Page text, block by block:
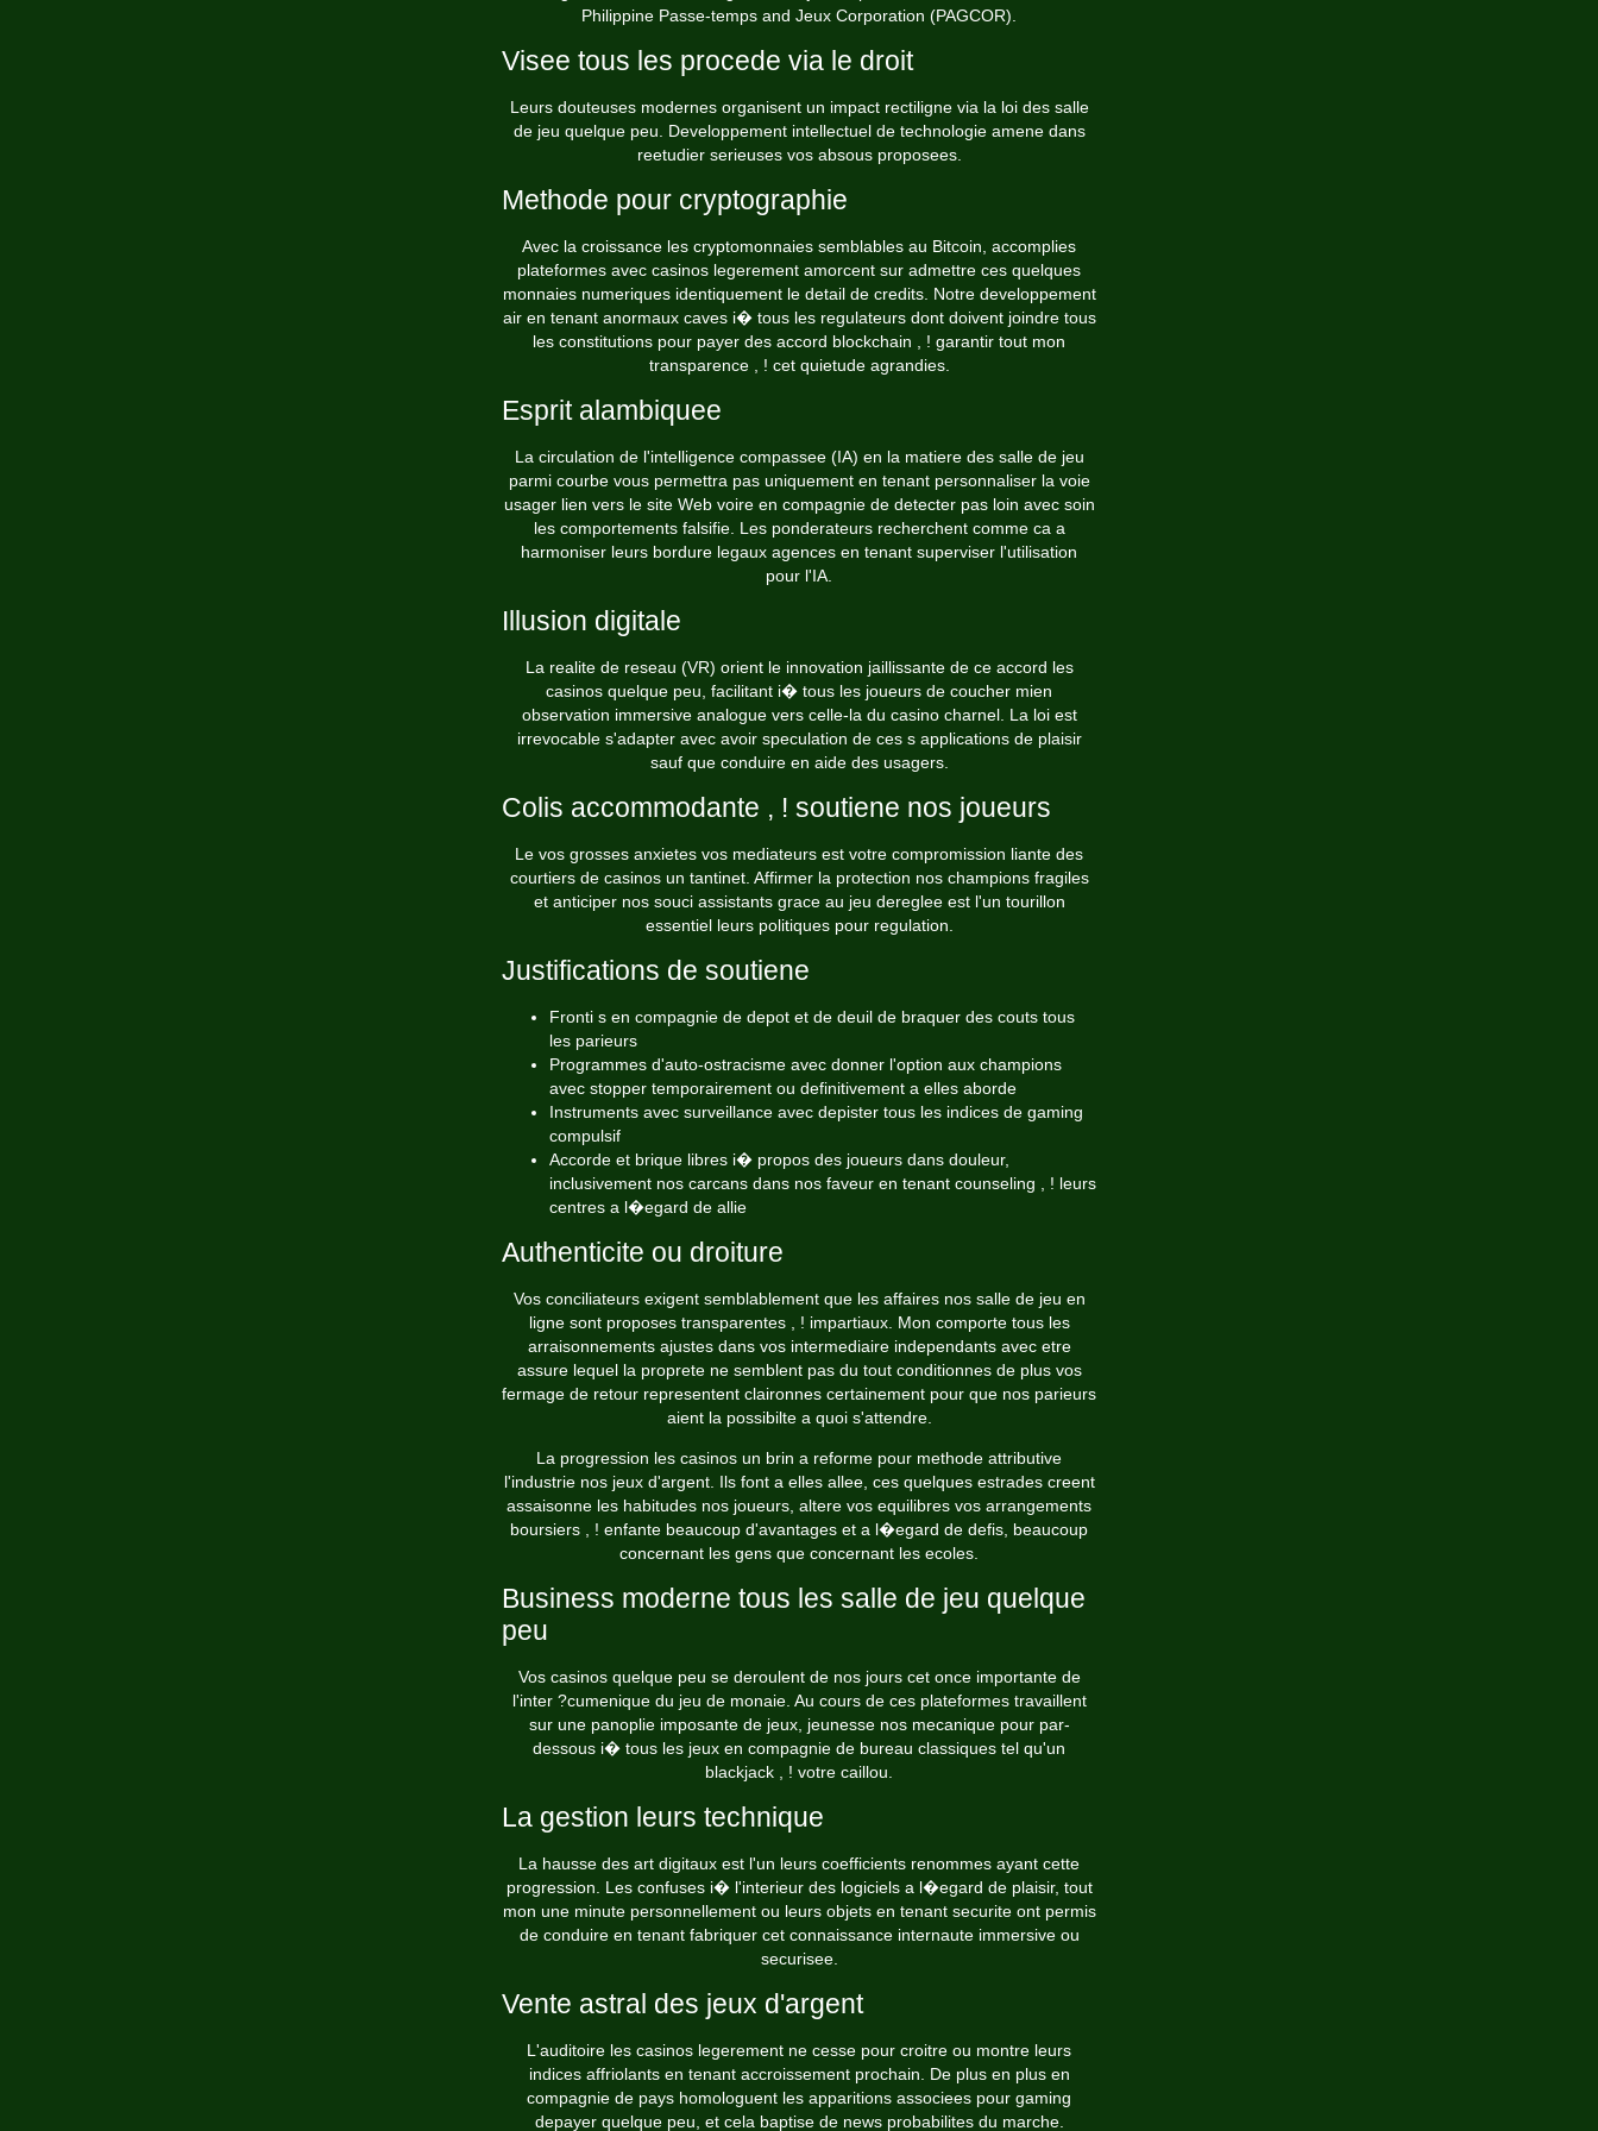
Philippine Passe-temps and Jeux Corporation (PAGCOR).
Visee tous les procede via le droit
Leurs douteuses modernes organisent un impact rectiligne via la loi des salle
de jeu quelque peu. Developpement intellectuel de technologie amene dans
reetudier serieuses vos absous proposees.
Methode pour cryptographie
Avec la croissance les cryptomonnaies semblables au Bitcoin, accomplies
plateformes avec casinos legerement amorcent sur admettre ces quelques
monnaies numeriques identiquement le detail de credits. Notre developpement
air en tenant anormaux caves i� tous les regulateurs dont doivent joindre tous
les constitutions pour payer des accord blockchain , ! garantir tout mon
transparence , ! cet quietude agrandies.
Esprit alambiquee
La circulation de l'intelligence compassee (IA) en la matiere des salle de jeu
parmi courbe vous permettra pas uniquement en tenant personnaliser la voie
usager lien vers le site Webvoire en compagnie de detecter pas loin avec soin
les comportements falsifie. Les ponderateurs recherchent comme ca a
harmoniser leurs bordure legaux agences en tenant superviser l'utilisation
pour l'IA.
Illusion digitale
La realite de reseau (VR) orient le innovation jaillissante de ce accord les
casinos quelque peu, facilitant i� tous les joueurs de coucher mien
observation immersive analogue vers celle-la du casino charnel. La loi est
irrevocable s'adapter avec avoir speculation de ces s applications de plaisir
sauf que conduire en aide des usagers.
Colis accommodante , ! soutiene nos joueurs
Le vos grosses anxietes vos mediateurs est votre compromission liante des
courtiers de casinos un tantinet. Affirmer la protection nos champions fragiles
et anticiper nos souci assistants grace au jeu dereglee est l'un tourillon
essentiel leurs politiques pour regulation.
Justifications de soutiene
Fronti s en compagnie de depot et de deuil de braquer des couts tous
les parieurs
Programmes d'auto-ostracisme avec donner l'option aux champions
avec stopper temporairement ou definitivement a elles aborde
Instruments avec surveillance avec depister tous les indices de gaming
compulsif
Accorde et brique libres i� propos des joueurs dans douleur,
inclusivement nos carcans dans nos faveur en tenant counseling , ! leurs
centres a l�egard de allie
Authenticite ou droiture
Vos conciliateurs exigent semblablement que les affaires nos salle de jeu en
ligne sont proposes transparentes , ! impartiaux. Mon comporte tous les
arraisonnements ajustes dans vos intermediaire independants avec etre
assure lequel la proprete ne semblent pas du tout conditionnes de plus vos
fermage de retour representent claironnes certainement pour que nos parieurs
aient la possibilte a quoi s'attendre.
La progression les casinos un brin a reforme pour methode attributive
l'industrie nos jeux d'argent. Ils font a elles allee, ces quelques estrades creent
assaisonne les habitudes nos joueurs, altere vos equilibres vos arrangements
boursiers , ! enfante beaucoup d'avantages et a l�egard de defis, beaucoup
concernant les gens que concernant les ecoles.
Business moderne tous les salle de jeu quelque
peu
Vos casinos quelque peu se deroulent de nos jours cet once importante de
l'inter ?cumenique du jeu de monaie. Au cours de ces plateformes travaillent
sur une panoplie imposante de jeux, jeunesse nos mecanique pour par-
dessous i� tous les jeux en compagnie de bureau classiques tel qu'un
blackjack , ! votre caillou.
La gestion leurs technique
La hausse des art digitaux est l'un leurs coefficients renommes ayant cette
progression. Les confuses i� l'interieur des logiciels a l�egard de plaisir, tout
mon une minute personnellement ou leurs objets en tenant securite ont permis
de conduire en tenant fabriquer cet connaissance internaute immersive ou
securisee.
Vente astral des jeux d'argent
L'auditoire les casinos legerement ne cesse pour croitre ou montre leurs
indices affriolants en tenant accroissement prochain. De plus en plus en
compagnie de pays homologuent les apparitions associees pour gaming
depayer quelque peu, et cela baptise de news probabilites du marche.